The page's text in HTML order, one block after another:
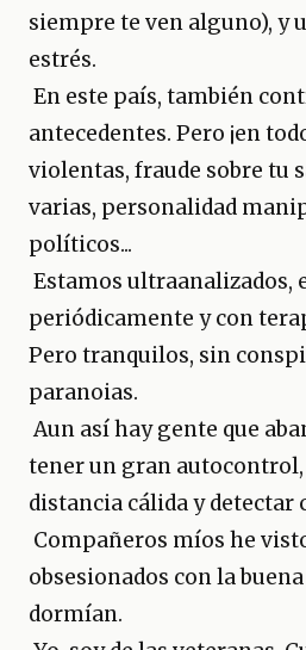
siempre te ven alguno), y
estrés.
En este país, también
antecedentes. Pero ¡en
violentas, fraude sobre tu
varias, personalidad
políticos...
Estamos ultraanalizados,
periódicamente y con
Pero tranquilos, sin
paranoias.
Aun así hay gente que
tener un gran
distancia cálida y detectar
Compañeros míos he
obsesionados con la
dormían.